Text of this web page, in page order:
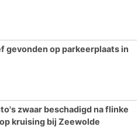
gevonden op parkeerplaats in
zwaar beschadigd na flinke
kruising bij Zeewolde